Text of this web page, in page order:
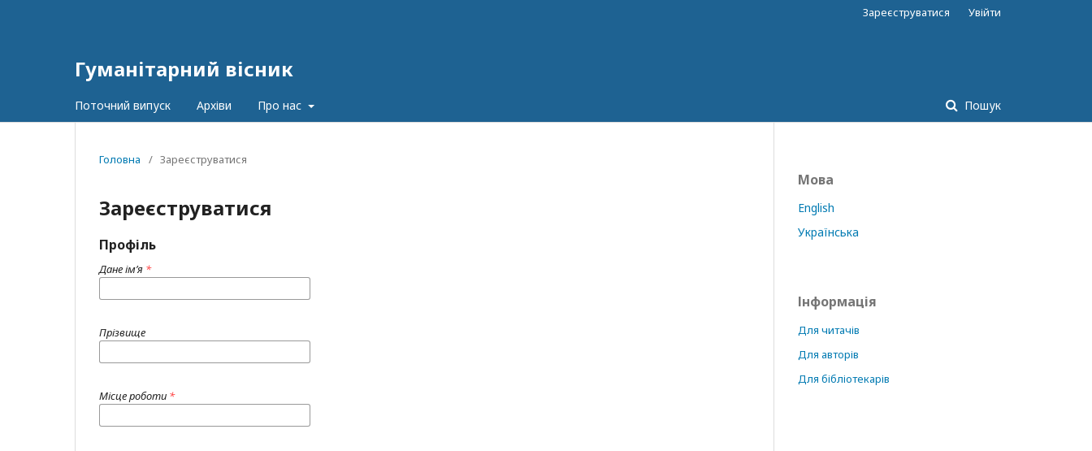
Гуманітарний вісник
Поточний випуск Архіви Про нас Пошук
Зареєструватися Увійти
Головна / Зареєструватися
Зареєструватися
Профіль
Дане ім’я *
Прізвище
Місце роботи *
Мова
English
Українська
Інформація
Для читачів
Для авторів
Для бібліотекарів